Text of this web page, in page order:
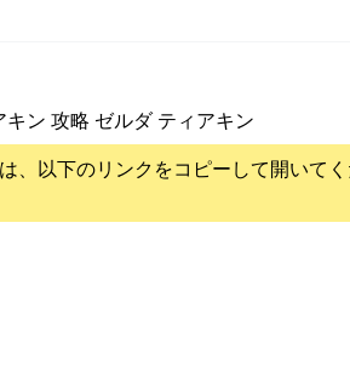
ン 攻略 ゼルダ ティアキン
、以下のリンクをコピーして開いてく